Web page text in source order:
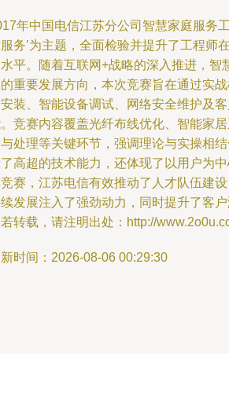
年中国电信江苏分公司智慧家庭服务
务’为主题，全面检验并提升了工程师
平。随着互联网+战略的深入推进，智
重要发展方向，本次竞赛旨在通过实
装、智能设备调试、网络安全维护及
竞赛内容覆盖光纤布线优化、智能家
处理等关键环节，强调理论与实操相
高超的技术能力，还体现了以用户为
赛，江苏电信有效推动了人才队伍建
发展注入了强劲动力，同时提升了客
转载，请注明出处：http://
时间：2026-08-06 00:29:30